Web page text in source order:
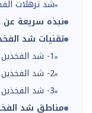
شد ترهلات
نبذه سريعة عن
تقنيات شد
1- شد الفخذين بالليزر
2- شد الفخذين بواسطة جهاز الهايفو
3- شد الفخذين جراحيًا
مناطق شد